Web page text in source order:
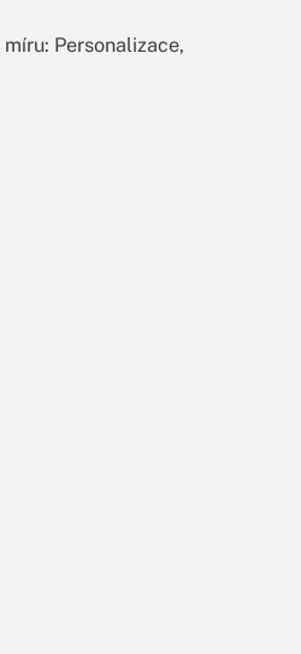
Personalizace,